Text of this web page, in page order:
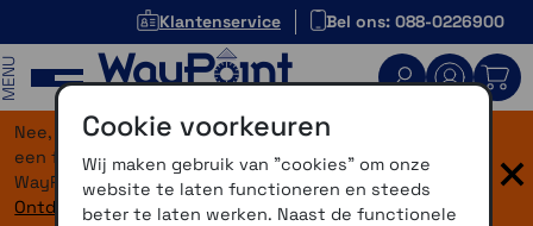
Klantenservice Bel ons: 088-0226900
Nee, je bent niet verdwaald! Onze website heeft
een flinke upgrade gekregen. Dezelfde vertrouwde
WayPoint-service, maar dan in een modern jasje.
Ontdek hier wat er allemaal nieuw is.
×
Cookie voorkeuren
Wij maken gebruik van "cookies" om onze
website te laten functioneren en steeds
beter te laten werken. Naast de functionele